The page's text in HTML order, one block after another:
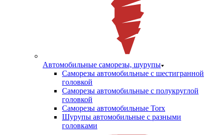
Автомобильные саморезы, шурупы
Саморезы автомобильные с шестигранной
головкой
Саморезы автомобильные с полукруглой
головкой
Саморезы автомобильные Torx
Шурупы автомобильные с разными
головками